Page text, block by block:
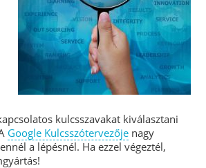
kulcsszavakat kiválasztani
Google Kulcsszótervezője nagy
a lépésnél. Ha ezzel végeztél,